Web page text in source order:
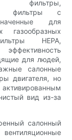
фильтры,
фильтры с
для
HEPA,
для людей,
салонные
двигателя, но
вид из-за
салонный